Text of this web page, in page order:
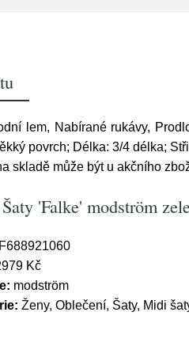
lem, Nabírané rukávy,
povrch; Délka: 3/4 délka;
skladě může být u akčního
'Falke' modström
Kč
modström
Ženy, Oblečení, Šaty, Midi